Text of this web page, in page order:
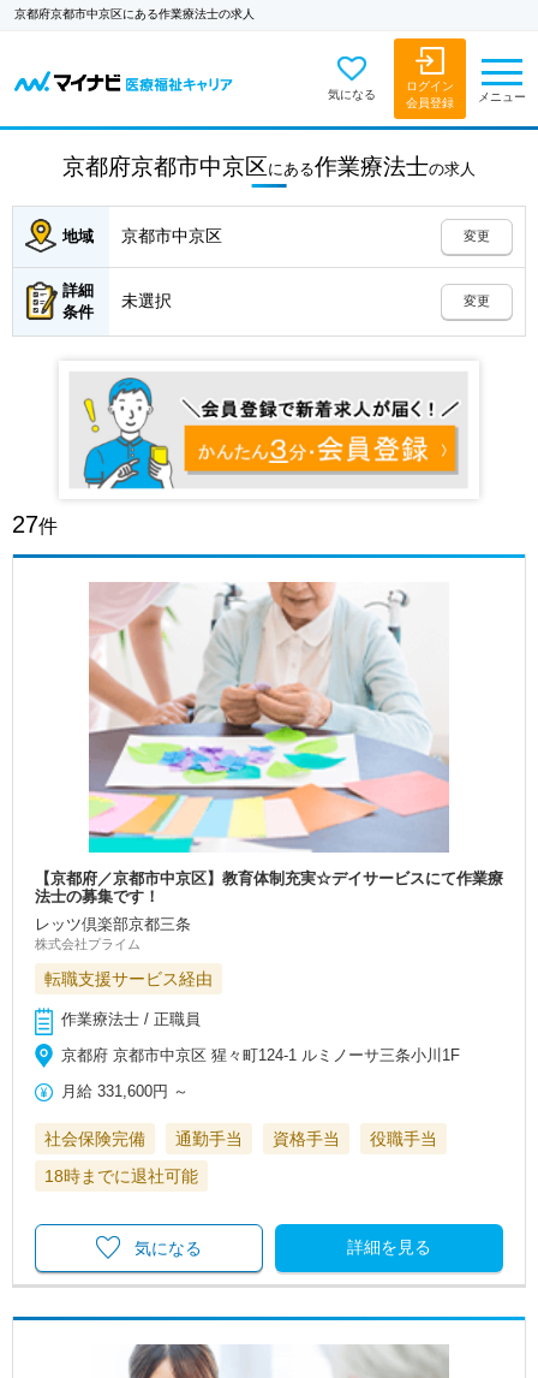
京都府京都市中京区にある作業療法士の求人
気になる
ログイン
会員登録
メニュー
京都府京都市中京区にある作業療法士の求人
地域 京都市中京区 変更
詳細
条件
未選択 変更
27件
【京都府／京都市中京区】教育体制充実☆デイサービスにて作業療
法士の募集です！
レッツ倶楽部京都三条
株式会社プライム
転職支援サービス経由
作業療法士 / 正職員
京都府 京都市中京区 猩々町124-1 ルミノーサ三条小川1F
月給 331,600円 ～
社会保険完備 通勤手当 資格手当
役職手当
18時までに退社可能
詳細を見る
気になる